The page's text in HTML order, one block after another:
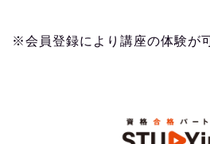
※会員登録により講座の体験が